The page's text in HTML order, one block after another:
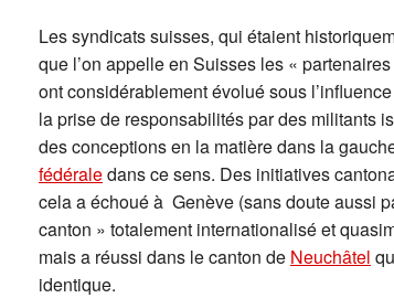
Les syndicats suisses, qui étaient
que l’on appelle en Suisses les «
ont considérablement évolué sous
la prise de responsabilités par des militants
des conceptions en la matière dans la
fédéraledans ce sens. Des initiatives
cela a échoué à Genève (sans doute aussi
canton » totalement internationalisé et
mais a réussi dans le canton de Neuchâtel
identique.